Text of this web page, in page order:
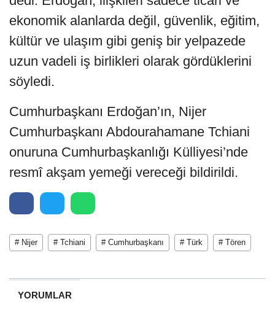
ekonomik alanlarda değil, güvenlik, eğitim,
kültür ve ulaşım gibi geniş bir yelpazede
uzun vadeli iş birlikleri olarak gördüklerini
söyledi.
Cumhurbaşkanı Erdoğan’ın, Nijer
Cumhurbaşkanı Abdourahamane Tchiani
onuruna Cumhurbaşkanlığı Külliyesi’nde
resmî akşam yemeği vereceği bildirildi.
# Nijer # Tchiani # Cumhurbaşkanı # Türk # Tören
YORUMLAR